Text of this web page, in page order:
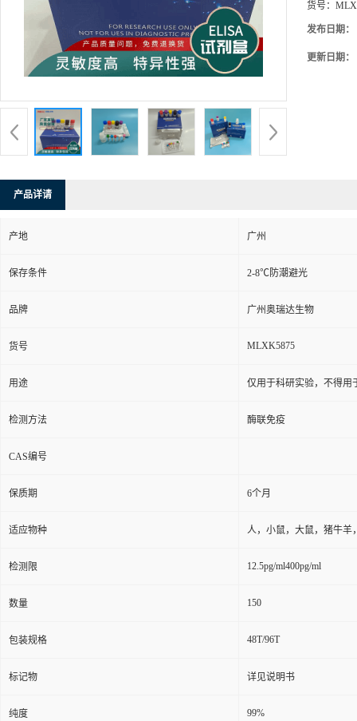
货号：
发布日期：
更新日期：
产品详请
产地 广州
保存条件 2-8℃防潮避光
品牌 广州奥瑞达生物
货号 MLXK5875
用途 仅用于科研实验，不得用
检测方法 酶联免疫
CAS编号
保质期 6个月
适应物种 人，小鼠，大鼠，猪牛羊
检测限 12.5pg/ml400pg/ml
数量 150
包装规格 48T/96T
标记物 详见说明书
纯度 99%